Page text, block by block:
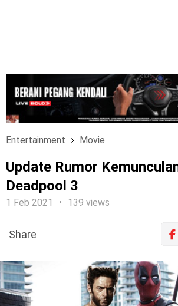
Entertainment Movie
Update Rumor
Deadpool 3
1 Feb 2021 139 views
LOGIN
Share